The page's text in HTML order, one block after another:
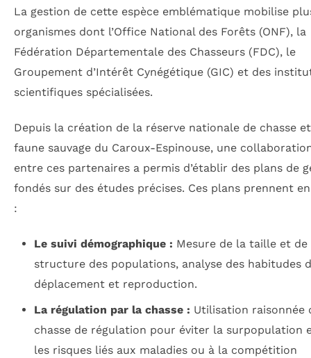
La gestion de cette espèce emblématique mobilise
organismes dont l’Office National des Forêts (ONF), la
Fédération Départementale des Chasseurs (FDC), le
Groupement d’Intérêt Cynégétique (GIC) et des
scientifiques spécialisées.
Depuis la création de la réserve nationale de chasse
faune sauvage du Caroux-Espinouse, une
entre ces partenaires a permis d’établir des plans de
fondés sur des études précises. Ces plans prennent
:
Le suivi démographique : Mesure de la taille et de
structure des populations, analyse des habitudes
déplacement et reproduction.
La régulation par la chasse : Utilisation raisonnée
chasse de régulation pour éviter la surpopulation
les risques liés aux maladies ou à la compétition